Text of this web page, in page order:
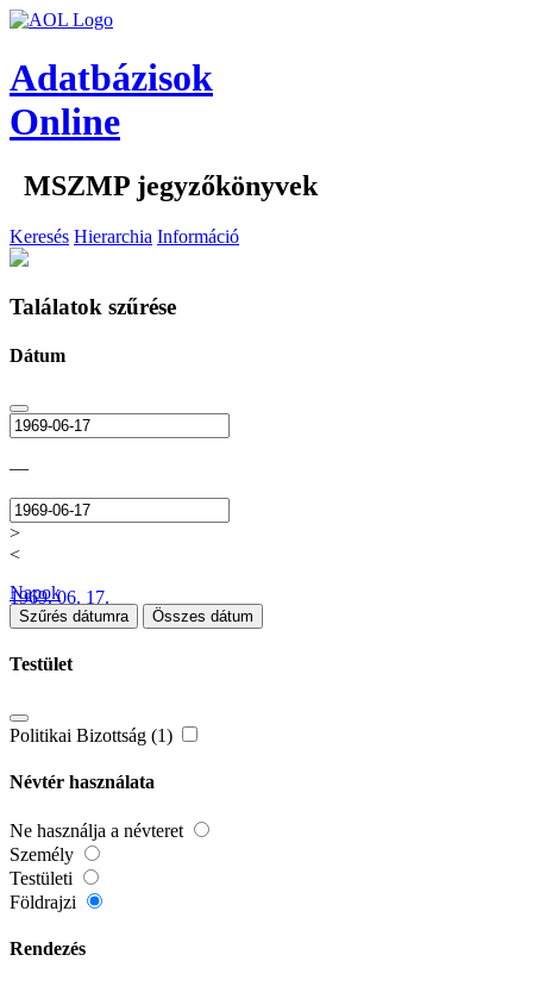
Adatbázisok
Online
MSZMP jegyzőkönyvek
Keresés Hierarchia Információ
Találatok szűrése
Dátum
—
>
<
1969. 06. 17.
Napok
Szűrés dátumra Összes dátum
Testület
Politikai Bizottság (1)
Névtér használata
Ne használja a névteret
Személy
Testületi
Földrajzi
Rendezés